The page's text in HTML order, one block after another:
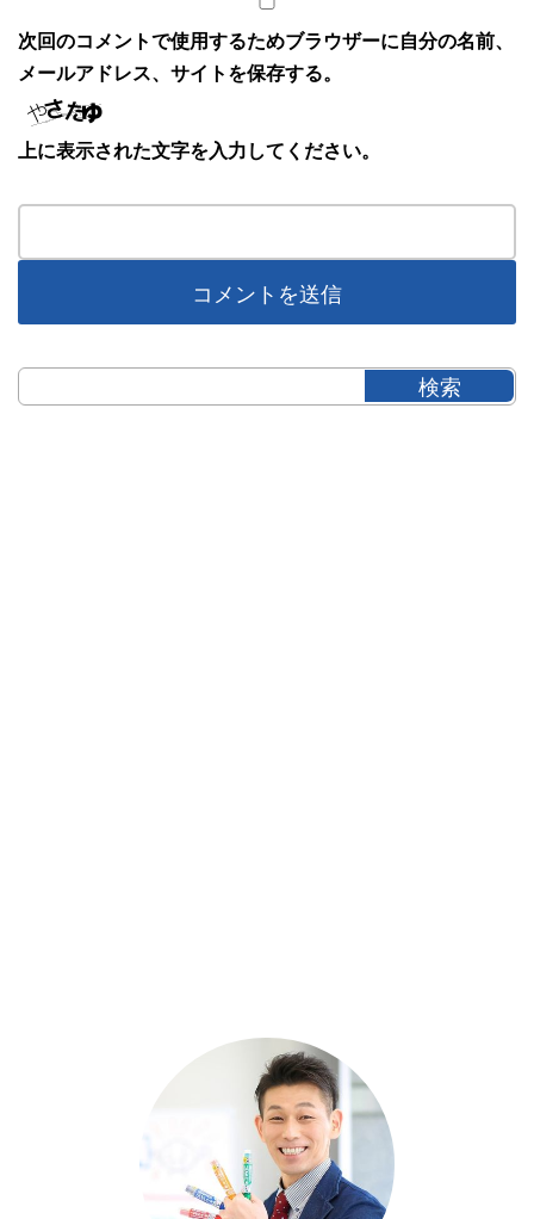
次回のコメントで使用するためブラウザーに自分の名前、
メールアドレス、サイトを保存する。
上に表示された文字を入力してください。